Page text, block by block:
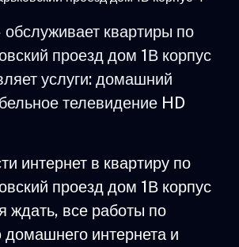
обслуживает квартиры по
проезд дом 1В корпус
услуги: домашний
телевидение HD
интернет в квартиру по
проезд дом 1В корпус
ждать, все работы по
интернета и